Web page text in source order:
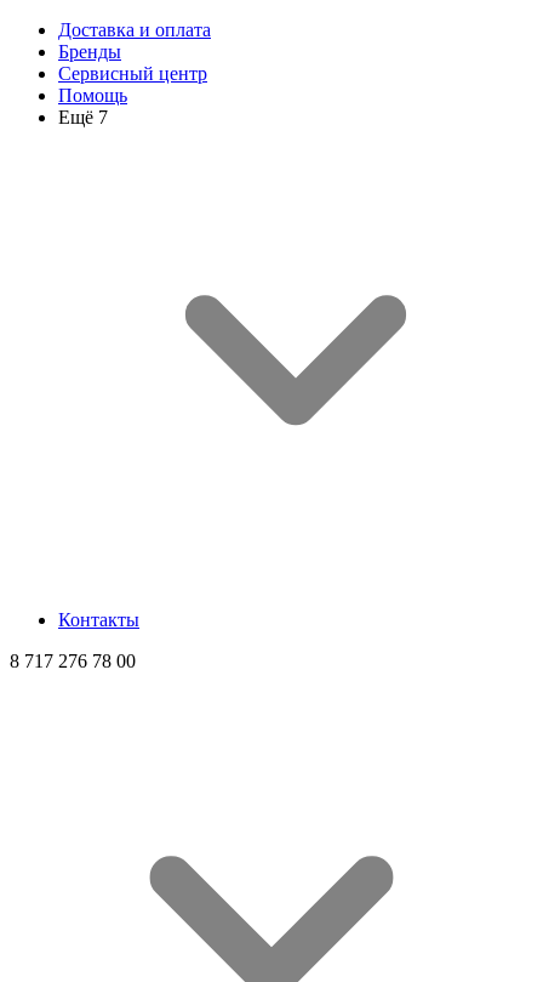
Доставка и оплата
Бренды
Сервисный центр
Помощь
Ещё 7
Контакты
8 717 276 78 00